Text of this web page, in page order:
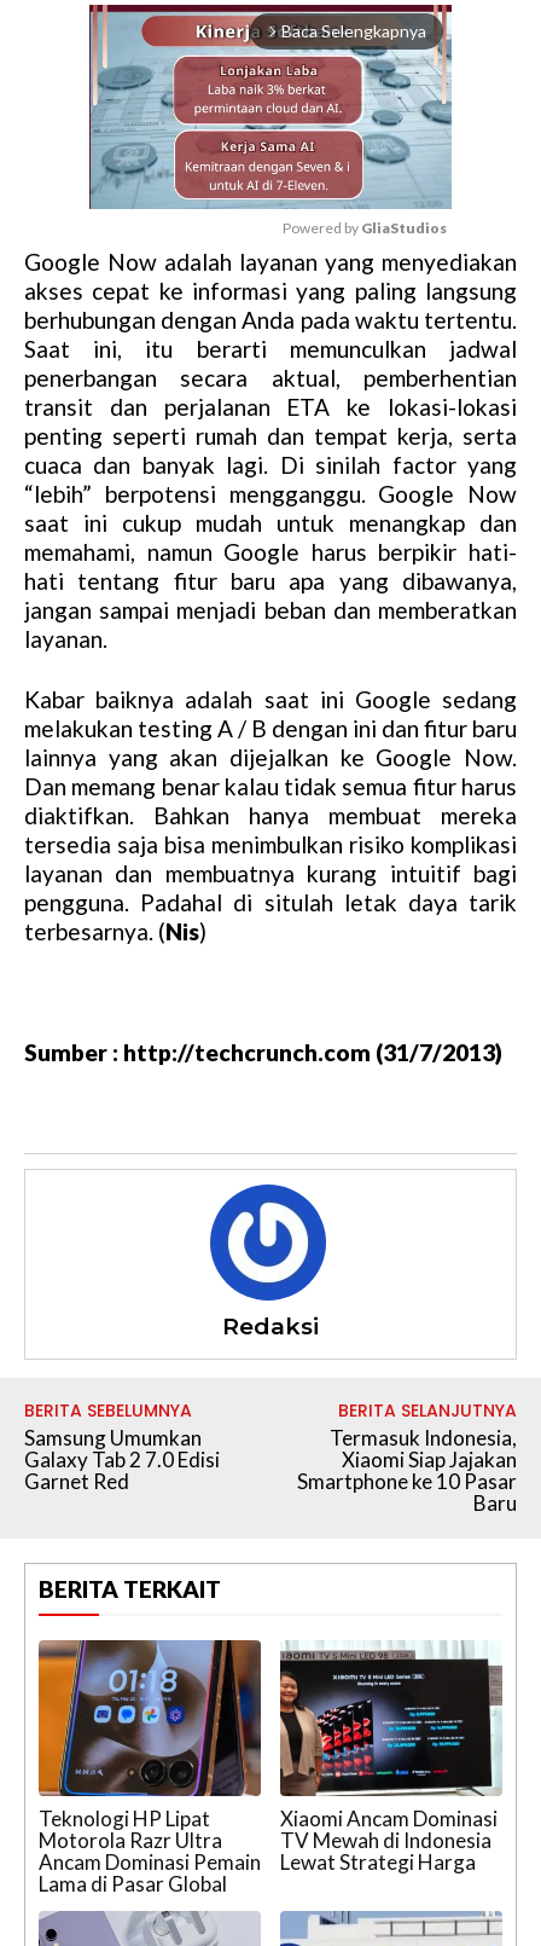
arrow_forward_ios Baca Selengkapnya
M
u
t
e
Powered by GliaStudios
Google Now adalah layanan yang menyediakan
akses cepat ke informasi yang paling langsung
berhubungan dengan Anda pada waktu tertentu.
Saat ini, itu berarti memunculkan jadwal
penerbangan secara aktual, pemberhentian
transit dan perjalanan ETA ke lokasi-lokasi
penting seperti rumah dan tempat kerja, serta
cuaca dan banyak lagi. Di sinilah factor yang
“lebih” berpotensi mengganggu. Google Now
saat ini cukup mudah untuk menangkap dan
memahami, namun Google harus berpikir hati-
hati tentang fitur baru apa yang dibawanya,
jangan sampai menjadi beban dan memberatkan
layanan.
Kabar baiknya adalah saat ini Google sedang
melakukan testing A / B dengan ini dan fitur baru
lainnya yang akan dijejalkan ke Google Now.
Dan memang benar kalau tidak semua fitur harus
diaktifkan. Bahkan hanya membuat mereka
tersedia saja bisa menimbulkan risiko komplikasi
layanan dan membuatnya kurang intuitif bagi
pengguna. Padahal di situlah letak daya tarik
terbesarnya. (Nis)
Sumber : http://techcrunch.com (31/7/2013)
Redaksi
BERITA SEBELUMNYA
Samsung Umumkan
Galaxy Tab 2 7.0 Edisi
Garnet Red
BERITA SELANJUTNYA
Termasuk Indonesia,
Xiaomi Siap Jajakan
Smartphone ke 10 Pasar
Baru
BERITA TERKAIT
Teknologi HP Lipat
Motorola Razr Ultra
Ancam Dominasi Pemain
Lama di Pasar Global
Xiaomi Ancam Dominasi
TV Mewah di Indonesia
Lewat Strategi Harga